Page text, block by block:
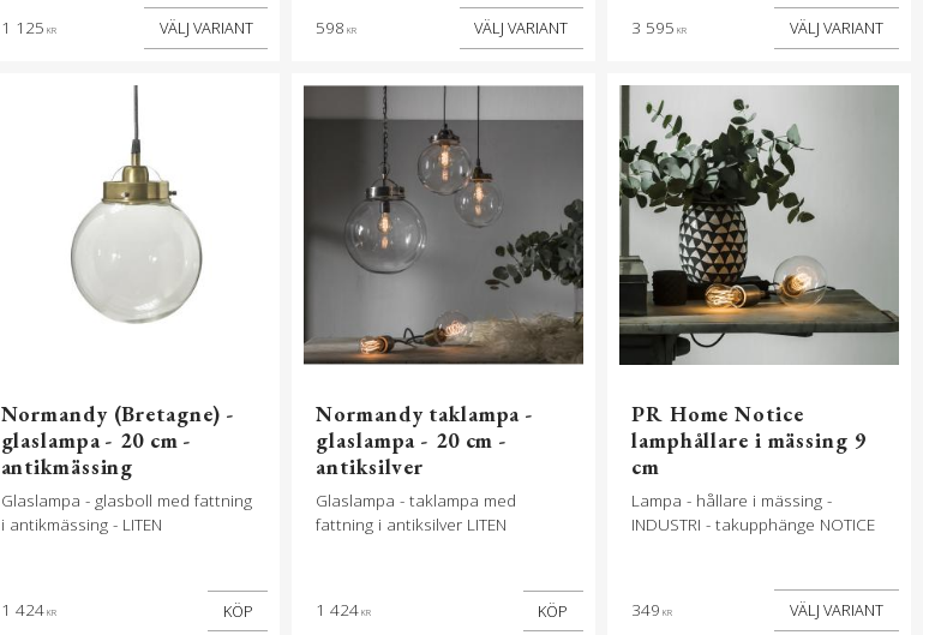
1 125 KR 598 KR 3 595 KR
Normandy (Bretagne) -
glaslampa - 20 cm -
antikmässing
Glaslampa - glasboll med fattning
i antikmässing - LITEN
1 424KR KÖP
Normandy taklampa -
glaslampa - 20 cm -
antiksilver
Glaslampa - taklampa med
fattning i antiksilver LITEN
1 424 KR KÖP
PR Home Notice
lamphållare i mässing 9
cm
Lampa - hållare i mässing -
INDUSTRI - takupphänge NOTICE
349 KR